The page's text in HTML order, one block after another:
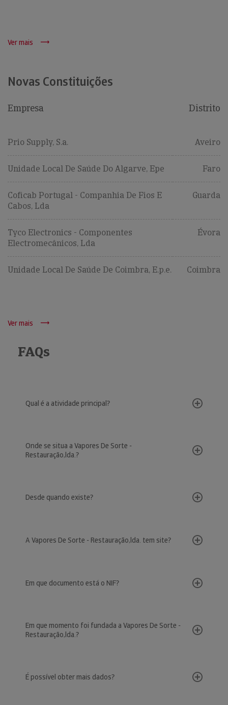
Ver mais
Novas Constituições
Empresa Distrito
Prio Supply, S.a. Aveiro
Unidade Local De Saúde Do Algarve, Epe Faro
Coficab Portugal - Companhia De Fios E
Cabos, Lda
Guarda
Tyco Electronics - Componentes
Electromecânicos, Lda
Évora
Unidade Local De Saúde De Coimbra, E.p.e. Coimbra
Ver mais
FAQs
Qual é a atividade principal?
Onde se situa a Vapores De Sorte -
Restauração,lda.?
Desde quando existe?
A Vapores De Sorte - Restauração,lda. tem site?
Em que documento está o NIF?
Em que momento foi fundada a Vapores De Sorte -
Restauração,lda.?
É possível obter mais dados?